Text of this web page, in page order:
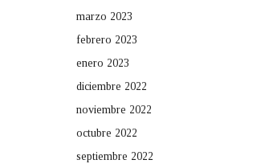
marzo 2023
febrero 2023
enero 2023
diciembre 2022
noviembre 2022
octubre 2022
septiembre 2022